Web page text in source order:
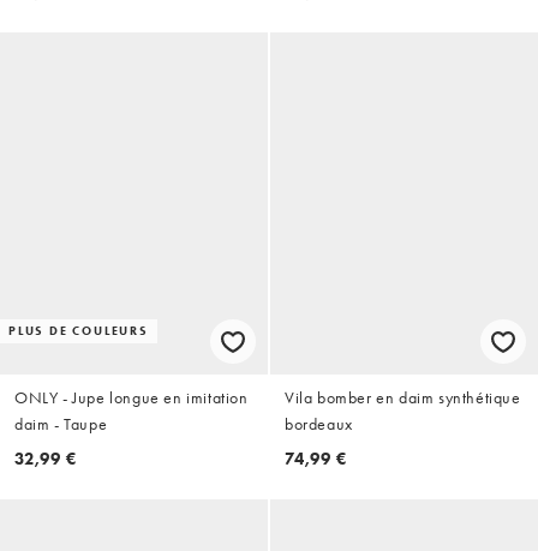
PLUS DE COULEURS
ONLY - Jupe longue en imitation
daim - Taupe
32,99 €
Vila bomber en daim synthétique
bordeaux
74,99 €